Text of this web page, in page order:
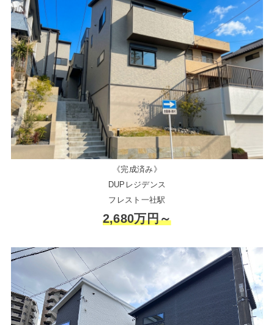
《完成済み》
DUPレジデンス
フレスト一社駅
2,680万円～